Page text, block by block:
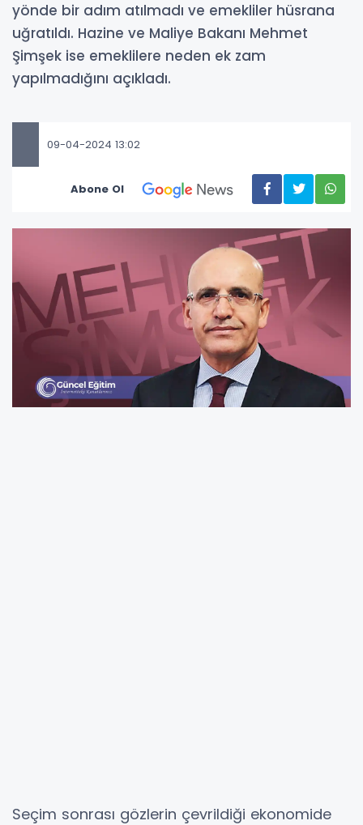
yönde bir adım atılmadı ve emekliler hüsrana
uğratıldı. Hazine ve Maliye Bakanı Mehmet
Şimşek ise emeklilere neden ek zam
yapılmadığını açıkladı.
09-04-2024 13:02
Abone Ol
Seçim sonrası gözlerin çevrildiği ekonomide